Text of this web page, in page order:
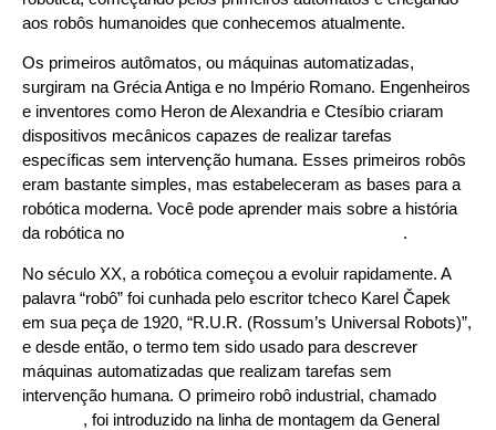
aos robôs humanoides que conhecemos atualmente.
Os primeiros autômatos, ou máquinas automatizadas,
surgiram na Grécia Antiga e no Império Romano. Engenheiros
e inventores como Heron de Alexandria e Ctesíbio criaram
dispositivos mecânicos capazes de realizar tarefas
específicas sem intervenção humana. Esses primeiros robôs
eram bastante simples, mas estabeleceram as bases para a
robótica moderna. Você pode aprender mais sobre a história
da robótica no
.
No século XX, a robótica começou a evoluir rapidamente. A
palavra “robô” foi cunhada pelo escritor tcheco Karel Čapek
em sua peça de 1920, “R.U.R. (Rossum’s Universal Robots)”,
e desde então, o termo tem sido usado para descrever
máquinas automatizadas que realizam tarefas sem
intervenção humana. O primeiro robô industrial, chamado
, foi introduzido na linha de montagem da General